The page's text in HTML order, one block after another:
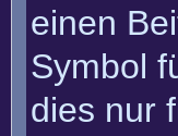
einen
Symbol
dies nur